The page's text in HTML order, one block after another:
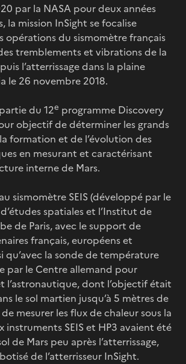
par la NASA pour deux années
la mission InSight se focalise
opérations du sismomètre français
des tremblements et vibrations de la
l’atterrissage dans la plaine
le 26 novembre 2018.
du 12e programme Discovery
objectif de déterminer les grands
formation et de l’évolution des
en mesurant et caractérisant
interne de Mars.
sismomètre SEIS (développé par le
spatiales et l’Institut de
de Paris, avec le support de
français, européens et
qu’avec la sonde de température
par le Centre allemand pour
l’astronautique, dont l’objectif était
le sol martien jusqu’à 5 mètres de
mesurer les flux de chaleur sous la
instruments SEIS et HP3 avaient été
de Mars peu après l’atterrissage,
de l’atterrisseur InSight.